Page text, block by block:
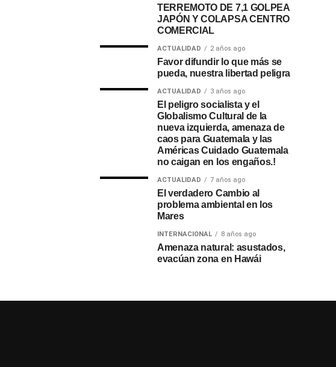
TERREMOTO DE 7,1 GOLPEA
JAPÓN Y COLAPSA CENTRO
COMERCIAL
ACTUALIDAD 2 años ago
Favor difundir lo que más se
pueda, nuestra libertad peligra
ACTUALIDAD 3 años ago
El peligro socialista y el
Globalismo Cultural de la
nueva izquierda, amenaza de
caos para Guatemala y las
Américas Cuidado Guatemala
no caigan en los engaños.!
ACTUALIDAD 7 años ago
El verdadero Cambio al
problema ambiental en los
Mares
INTERNACIONAL 8 años ago
Amenaza natural: asustados,
evacúan zona en Hawái